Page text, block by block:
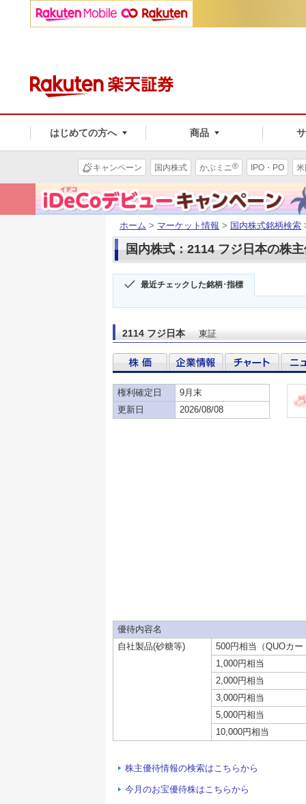
はじめての方へ 商品
キャンペーン 国内株式 かぶミニ® IPO・PO
ホーム > マーケット情報 > 国内株式銘柄検索
国内株式：2114 フジ日本の株
最近チェックした銘柄･指標
2114 フジ日本 東証
権利確定日
9月末
更新日
2026/08/08
優待内容名
自社製品(砂糖等)
500円相当（QUOカ
1,000円相当
2,000円相当
3,000円相当
5,000円相当
10,000円相当
株主優待情報の検索はこちらから
今月のお宝優待株はこちらから